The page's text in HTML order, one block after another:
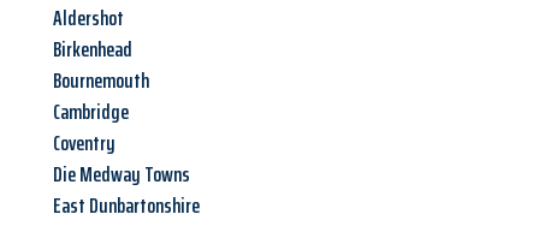
Aldershot
Birkenhead
Bournemouth
Cambridge
Coventry
Die Medway Towns
East Dunbartonshire